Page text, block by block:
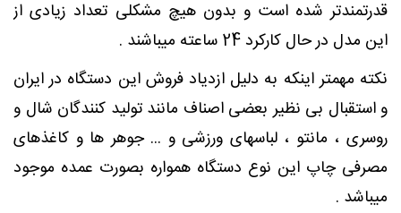
قدرتمندتر شده است و بدون هیچ مشکلی تعداد زیادی از
این مدل در حال کارکرد 24 ساعته میباشند .
نکته مهمتر اینکه به دلیل ازدیاد فروش این دستگاه در ایران
و استقبال بی نظیر بعضی اصناف مانند تولید کنندگان شال و
روسری ، مانتو ، لباسهای ورزشی و ... جوهر ها و کاغذهای
مصرفی چاپ این نوع دستگاه همواره بصورت عمده موجود
میباشد .